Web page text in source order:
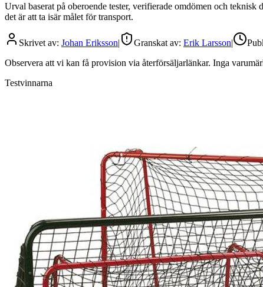
Urval baserat på oberoende tester, verifierade omdömen och
det är att ta isär målet för transport.
Skrivet av: Johan Eriksson| Granskat av: Erik Larsson|
Observera att vi kan få provision via återförsäljarlänkar. Inga
Testvinnarna